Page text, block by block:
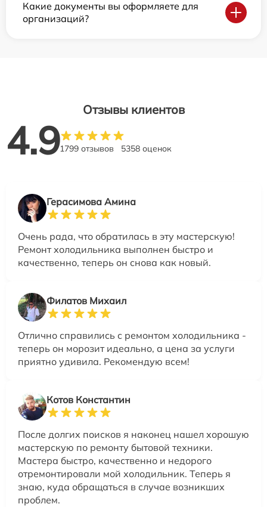
Какие документы вы оформляете для
организаций?
Отзывы клиентов
4.91799 отзывов 5358 оценок
Герасимова Амина
Очень рада, что обратилась в эту мастерскую!
Ремонт холодильника выполнен быстро и
качественно, теперь он снова как новый.
Филатов Михаил
Отлично справились с ремонтом холодильника -
теперь он морозит идеально, а цена за услуги
приятно удивила. Рекомендую всем!
Котов Константин
После долгих поисков я наконец нашел хорошую
мастерскую по ремонту бытовой техники.
Мастера быстро, качественно и недорого
отремонтировали мой холодильник. Теперь я
знаю, куда обращаться в случае возникших
проблем.